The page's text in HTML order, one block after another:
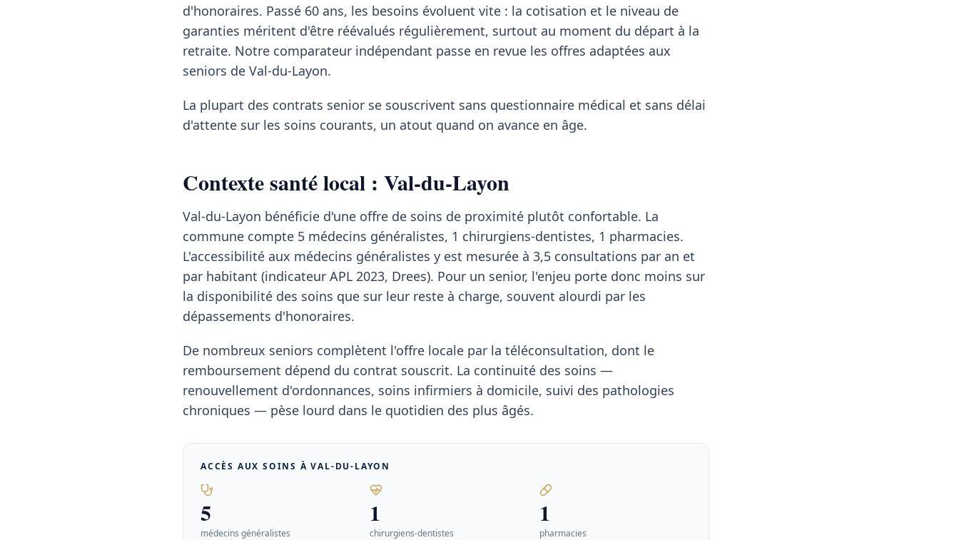
d'honoraires. Passé 60 ans, les besoins évoluent vite : la cotisation et le niveau de
garanties méritent d'être réévalués régulièrement, surtout au moment du départ à la
retraite. Notre comparateur indépendant passe en revue les offres adaptées aux
seniors de Val-du-Layon.
La plupart des contrats senior se souscrivent sans questionnaire médical et sans délai
d'attente sur les soins courants, un atout quand on avance en âge.
Contexte santé local : Val-du-Layon
Val-du-Layon bénéficie d'une offre de soins de proximité plutôt confortable. La
commune compte 5 médecins généralistes, 1 chirurgiens-dentistes, 1 pharmacies.
L'accessibilité aux médecins généralistes y est mesurée à 3,5 consultations par an et
par habitant (indicateur APL 2023, Drees). Pour un senior, l'enjeu porte donc moins sur
la disponibilité des soins que sur leur reste à charge, souvent alourdi par les
dépassements d'honoraires.
De nombreux seniors complètent l'offre locale par la téléconsultation, dont le
remboursement dépend du contrat souscrit. La continuité des soins —
renouvellement d'ordonnances, soins infirmiers à domicile, suivi des pathologies
chroniques — pèse lourd dans le quotidien des plus âgés.
ACCÈS AUX SOINS ÀVAL-DU-LAYON
5
médecins généralistes
1
chirurgiens-dentistes
1
pharmacies